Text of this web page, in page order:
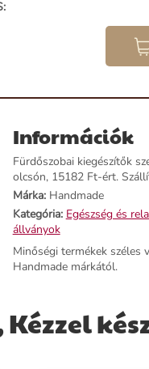
Információk
Fürdőszobai kiegészítők
olcsón, 15182 Ft-ért.
Márka:Handmade
Kategória: Egészség és
állványok
Minőségi termékek széles
Handmade márkától.